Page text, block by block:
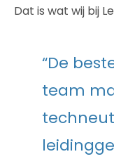
Dat is wat wij bij
“De
team